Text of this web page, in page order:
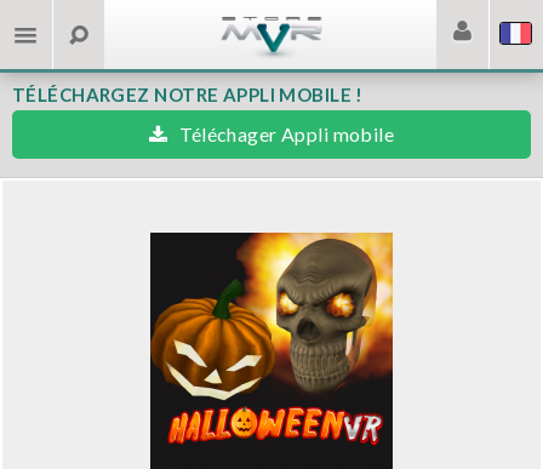
TÉLÉCHARGEZ NOTRE APPLI MOBILE !
Téléchager Appli mobile